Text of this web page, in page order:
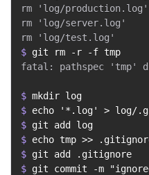
rm 'log/production.log'
rm 'log/server.log'
$ git rm -r -f tmp
fatal: pathspec 'tmp'
$ mkdir log
$ echo '*.log' > log/
$ git add log
$ echo tmp >>
$ git add .gitignore
$ git commit -m